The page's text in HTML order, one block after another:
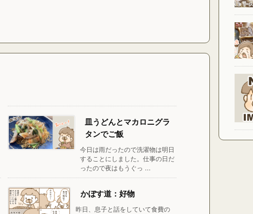
皿うどんとマカロニグラ
タンでご飯
今日は雨だったので洗濯物は明日
することにしました。仕事の日だ
ったので夜はもうぐっ ...
かぼす道：好物
昨日、息子と話をしていて食費の